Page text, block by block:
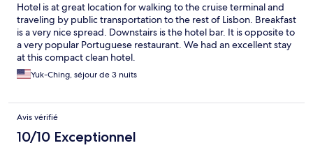
Hotel is at great location for walking to the cruise terminal and
traveling by public transportation to the rest of Lisbon. Breakfast
is a very nice spread. Downstairs is the hotel bar. It is opposite to
a very popular Portuguese restaurant. We had an excellent stay
at this compact clean hotel.
Yuk-Ching, séjour de 3 nuits
Avis vérifié
10/10 Exceptionnel